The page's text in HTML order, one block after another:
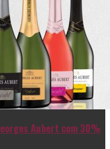
Aubert com 30%